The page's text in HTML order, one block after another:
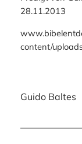
28.11.2013
content/
Guido Baltes